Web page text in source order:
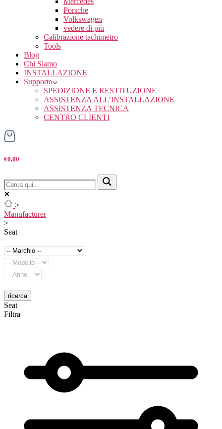
Porsche
Volkswagen
vedere di più
Calibrazione tachimetro
Tools
Blog
Chi Siamo
INSTALLAZIONE
Supporto
SPEDIZIONE E RESTITUZIONE
ASSISTENZA ALL’INSTALLAZIONE
ASSISTENZA TECNICA
CENTRO CLIENTI
€0,00
>
Manufacturer
>
Seat
ricerca
Seat
Filtra